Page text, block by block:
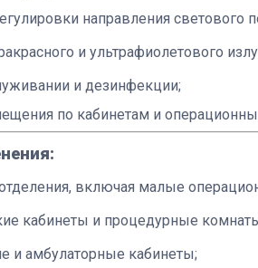
направления светового
и ультрафиолетового
и дезинфекции;
по кабинетам и
включая малые
кабинеты и процедурные
и амбулаторные кабинеты;